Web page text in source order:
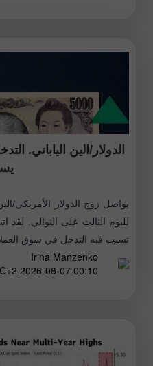
الدولار/الين الياباني.
يواصل زوج الدولار الأمريكي/
لليوم الثالث على التوالي. لقد
تسبب فيه التدخل في سوق
Irina Manzenko
00:10 2026-08-07 UTC+2